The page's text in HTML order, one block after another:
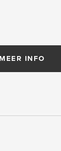
MEER INFO